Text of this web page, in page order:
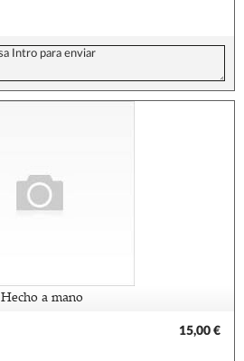
Hecho a mano
15,00 €